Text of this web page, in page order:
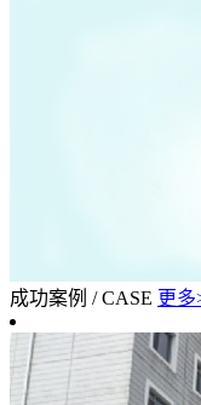
成功案例 / CASE 更多